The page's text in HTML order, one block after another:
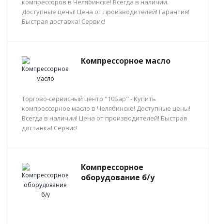
компрессоров в Челябинске! Всегда в наличии.
Доступные цены! Цена от производителей! Гарантия!
Быстрая доставка! Сервис!
Компрессорное масло
Торгово-сервисный центр "10Бар" - Купить
компрессорное масло в Челябинске! Доступные цены!
Всегда в наличии! Цена от производителей! Быстрая
доставка! Сервис!
Компрессорное
оборудование б/у